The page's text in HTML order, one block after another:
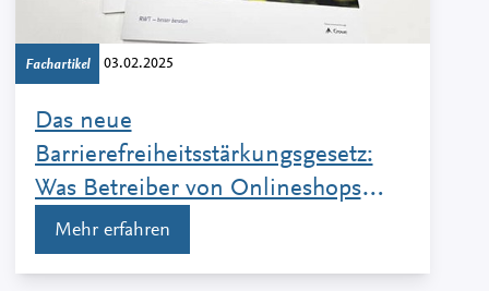
Fachartikel 03.02.2025
Das neue
Barrierefreiheitsstärkungsgesetz:
Was Betreiber von Onlineshops
beachten müssen
Mehr erfahren